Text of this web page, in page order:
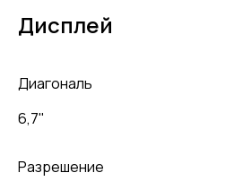
Дисплей
Диагональ
6,7"
Разрешение